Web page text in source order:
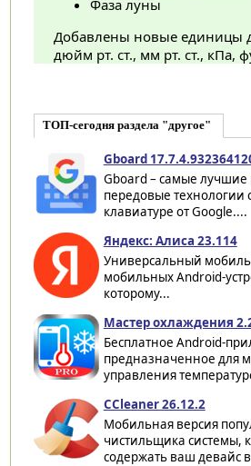
Фаза луны
Добавлены новые единицы
дюйм рт. ст., мм рт. ст., кПа,
ТОП-сегодня раздела "другое"
Gboard
Gboard – самые лучшие
передовые технологии
клавиатуре от Google....
Яндекс: Алиса 23.114
Универсальный
мобильных Android-
которому...
Мастер охлаждения
Бесплатное Android-
предназначенное для
управления
CCleaner 26.12.2
Мобильная версия
чистильщика системы,
содержать ваш девайс